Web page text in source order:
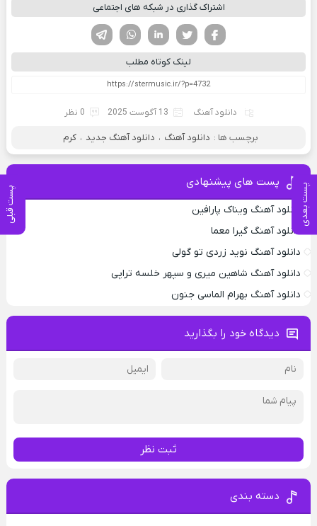
پست بعدی پست قبلی
اشتراک گذاری در شبکه های اجتماعی
لینکدین تویتر
فیسوک
لینک کوتاه مطلب
دانلود آهنگ 13 آگوست 2025 0 نظر
برچسب ها : دانلود آهنگ ، دانلود آهنگ جدید ، کرم
پست های پیشنهادی
دانلود آهنگ ویناک پارافین
دانلود آهنگ گیرا معما
دانلود آهنگ نوید زردی تو گولی
دانلود آهنگ شاهین میری و سپهر خلسه تراپی
دانلود آهنگ بهرام الماسی جنون
دیدگاه خود را بگذارید
ثبت نظر
دسته بندی